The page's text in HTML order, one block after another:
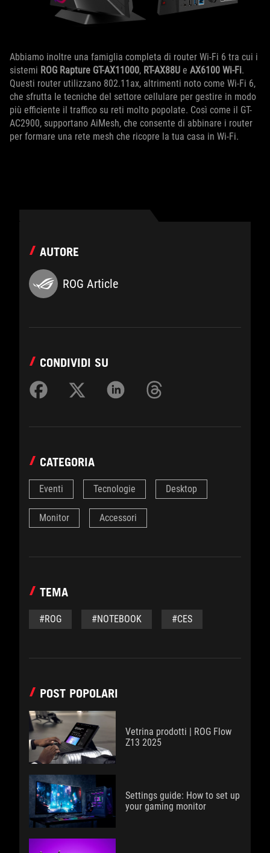
Abbiamo inoltre una famiglia completa di router Wi-Fi 6 tra cui i
sistemi ROG Rapture GT-AX11000, RT-AX88U e AX6100 Wi-Fi.
Questi router utilizzano 802.11ax, altrimenti noto come Wi-Fi 6,
che sfrutta le tecniche del settore cellulare per gestire in modo
più efficiente il traffico su reti molto popolate. Così come il GT-
AC2900, supportano AiMesh, che consente di abbinare i router
per formare una rete mesh che ricopre la tua casa in Wi-Fi.
AUTORE
ROG Article
CONDIVIDI SU
CATEGORIA
Eventi Tecnologie Desktop
Monitor Accessori
TEMA
#ROG #NOTEBOOK #CES
POST POPOLARI
Vetrina prodotti | ROG Flow
Z13 2025
Settings guide: How to set up
your gaming monitor